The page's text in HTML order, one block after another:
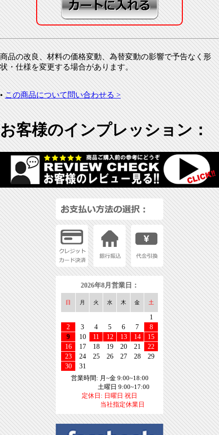
商品の改良、材料の価格変動、為替変動の影響で予告なく形
状・仕様を変更する場合があります。
•この商品について問い合わせる >
お客様のインプレッション：
2026年8月営業日：
日 月 火 水 木 金 土
1
2
3 4 5 6 7
8
9
10 11 12 13 14
15
16
17 18 19 20 21
22
23
24 25 26 27 28
29
30
31
営業時間: 月~金 9:00~18:00
土曜日 9:00~17:00
定休日: 日曜日 祝日
当社指定休業日